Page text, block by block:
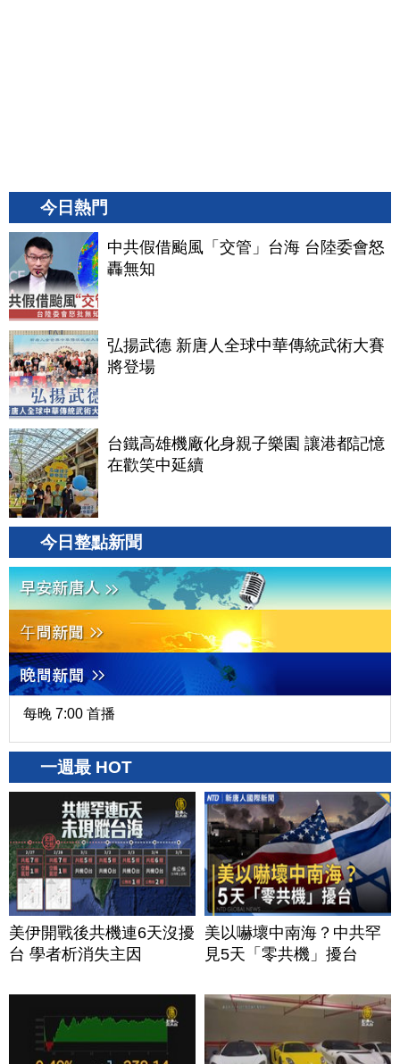
今日熱門
中共假借颱風「交管」台海 台陸委會怒
轟無知
弘揚武德 新唐人全球中華傳統武術大賽
將登場
台鐵高雄機廠化身親子樂園 讓港都記憶
在歡笑中延續
今日整點新聞
每晚 7:00 首播
一週最 HOT
美伊開戰後共機連6天沒擾
台 學者析消失主因
美以嚇壞中南海？中共罕
見5天「零共機」擾台